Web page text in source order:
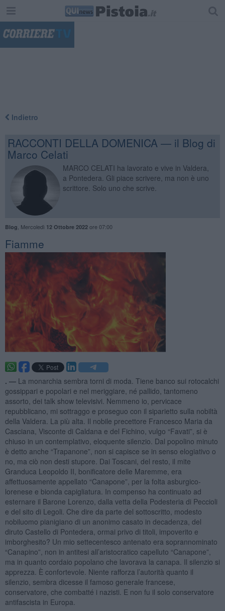
Indietro
RACCONTI DELLA DOMENICA — il Blog di
Marco Celati
MARCO CELATI ha lavorato e vive in Valdera,
a Pontedera. Gli piace scrivere, ma non è uno
scrittore. Solo uno che scrive.
Blog Mercoledì 12 Ottobre 2022ore 07:00
Fiamme
. — La monarchia sembra torni di moda. Tiene banco sui rotocalchi
gossippari e popolari e nel meriggiare, né pallido, tantomeno
assorto, dei talk show televisivi. Nemmeno io, pervicace
repubblicano, mi sottraggo e proseguo con il siparietto sulla nobiltà
della Valdera. La più alta. Il nobile precettore Francesco Maria da
Casciana, Visconte di Caldana e del Fichino, vulgo “Favati”, si è
chiuso in un contemplativo, eloquente silenzio. Dal popolino minuto
è detto anche “Trapanone”, non si capisce se in senso elogiativo o
no, ma ciò non desti stupore. Dai Toscani, del resto, il mite
Granduca Leopoldo II, bonificatore delle Maremme, era
affettuosamente appellato “Canapone”, per la folta asburgico-
lorenese e bionda capigliatura. In compenso ha continuato ad
esternare il Barone Lorenzo, dalla vetta della Podesteria di Peccioli
e del sito di Legoli. Che dire da parte del sottoscritto, modesto
nobiluomo pianigiano di un anonimo casato in decadenza, del
diruto Castello di Pontedera, ormai privo di titoli, impoverito e
imborghesito? Un mio settecentesco antenato era soprannominato
“Canapino”, non in antitesi all’aristocratico capelluto “Canapone”,
ma in quanto cordaio popolano che lavorava la canapa. Il silenzio si
apprezza. È confortevole. Niente rafforza l’autorità quanto il
silenzio, sembra dicesse il famoso generale francese,
conservatore, che combatté i nazisti. E non fu il solo conservatore
antifascista in Europa.